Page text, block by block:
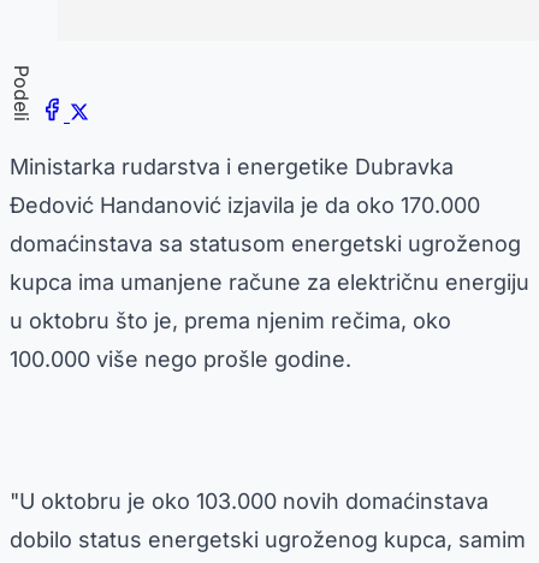
Podeli
Ministarka rudarstva i energetike Dubravka
Đedović Handanović izjavila je da oko 170.000
domaćinstava sa statusom energetski ugroženog
kupca ima umanjene račune za električnu energiju
u oktobru što je, prema njenim rečima, oko
100.000 više nego prošle godine.
"U oktobru je oko 103.000 novih domaćinstava
dobilo status energetski ugroženog kupca, samim